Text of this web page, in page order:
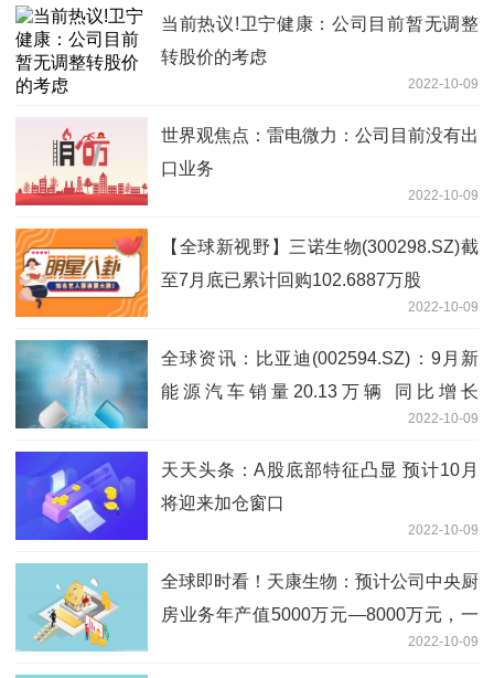
拓展异地供水业务的可能性
当前热议!卫宁健康：公司目前暂无调整
转股价的考虑
2022-10-09
世界观焦点：雷电微力：公司目前没有出
口业务
2022-10-09
【全球新视野】三诺生物(300298.SZ)截
至7月底已累计回购102.6887万股
2022-10-09
全球资讯：比亚迪(002594.SZ)：9月新
能源汽车销量20.13万辆 同比增长
2022-10-09
天天头条：A股底部特征凸显 预计10月
将迎来加仓窗口
2022-10-09
全球即时看！天康生物：预计公司中央厨
房业务年产值5000万元—8000万元，一
年预计能为公司消化3万头—4万头肥猪
2022-10-09